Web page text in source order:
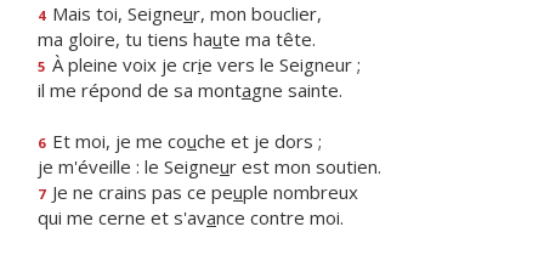
4 Mais toi, Seigneur, mon bouclier,
ma gloire, tu tiens haute ma tête.
5 À pleine voix je crie vers le Seigneur ;
il me répond de sa montagne sainte.
6 Et moi, je me couche et je dors ;
je m'éveille : le Seigneur est mon soutien.
7 Je ne crains pas ce peuple nombreux
qui me cerne et s'avance contre moi.